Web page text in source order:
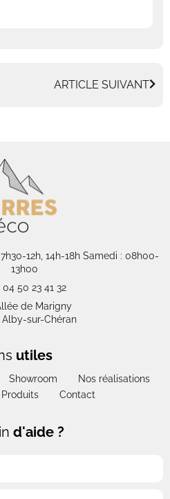
ARTICLE SUIVANT
12h, 14h-18h Samedi : 08h00-
13h00
04 50 23 41 32
de Marigny
Alby-sur-Chéran
utiles
Showroom
Nos réalisations
Produits Contact
d'aide ?